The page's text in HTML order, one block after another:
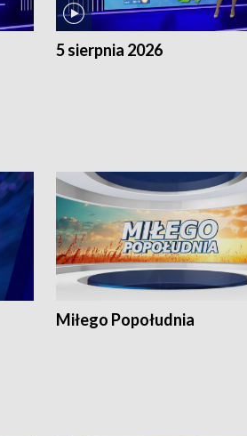
5 sierpnia 2026
Miłego Popołudnia